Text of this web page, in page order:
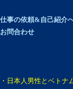
仕事の依頼&自己紹介
お問合わせ
・日本人男性とベト